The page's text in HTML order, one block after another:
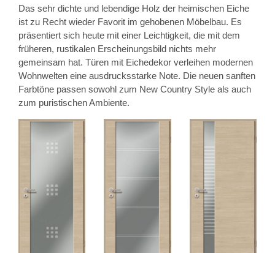
Das sehr dichte und lebendige Holz der heimischen Eiche
ist zu Recht wieder Favorit im gehobenen Möbelbau. Es
präsentiert sich heute mit einer Leichtigkeit, die mit dem
früheren, rustikalen Erscheinungsbild nichts mehr
gemeinsam hat. Türen mit Eichedekor verleihen modernen
Wohnwelten eine ausdrucksstarke Note. Die neuen sanften
Farbtöne passen sowohl zum New Country Style als auch
zum puristischen Ambiente.